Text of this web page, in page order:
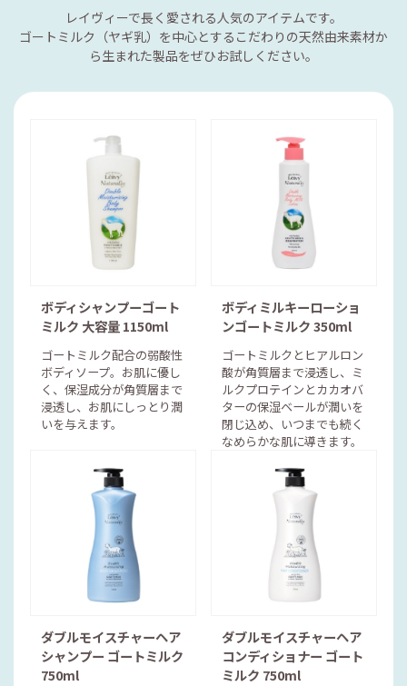
レイヴィーで長く愛される人気のアイテムです。
ゴートミルク（ヤギ乳）を中心とするこだわりの天然由来素材か
ら生まれた製品をぜひお試しください。
ボディシャンプーゴート
ミルク 大容量 1150ml
ゴートミルク配合の弱酸性
ボディソープ。お肌に優し
く、保湿成分が角質層まで
浸透し、お肌にしっとり潤
いを与えます。
ボディミルキーローショ
ンゴートミルク 350ml
ゴートミルクとヒアルロン
酸が角質層まで浸透し、ミ
ルクプロテインとカカオバ
ターの保湿ベールが潤いを
閉じ込め、いつまでも続く
なめらかな肌に導きます。
ダブルモイスチャーヘア
シャンプー ゴートミルク
750ml
ダブルモイスチャーヘア
コンディショナー ゴート
ミルク 750ml